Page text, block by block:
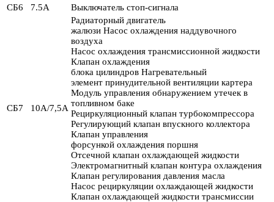
СБ6
7.5А Выключатель стоп-сигнала
СБ7 10А/7,5А
Радиаторный двигатель
жалюзи Насос охлаждения наддувочного
воздуха
Насос охлаждения трансмиссионной жидкости
Клапан охлаждения
блока цилиндров Нагревательный
элемент принудительной вентиляции картера
Модуль управления обнаружением утечек в
топливном баке
Рециркуляционный клапан турбокомпрессора
Регулирующий клапан впускного коллектора
Клапан управления
форсункой охлаждения поршня
Отсечной клапан охлаждающей жидкости
Электромагнитный клапан контура охлаждения
Клапан регулирования давления масла
Насос рециркуляции охлаждающей жидкости
Клапан охлаждающей жидкости трансмиссии